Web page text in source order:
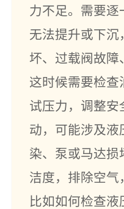
力不足。需要逐
无法提升或下沉
坏、过载阀故障
这时候需要检查
试压力，调整安
动，可能涉及液
染、泵或马达损
洁度，排除空气
比如如何检查